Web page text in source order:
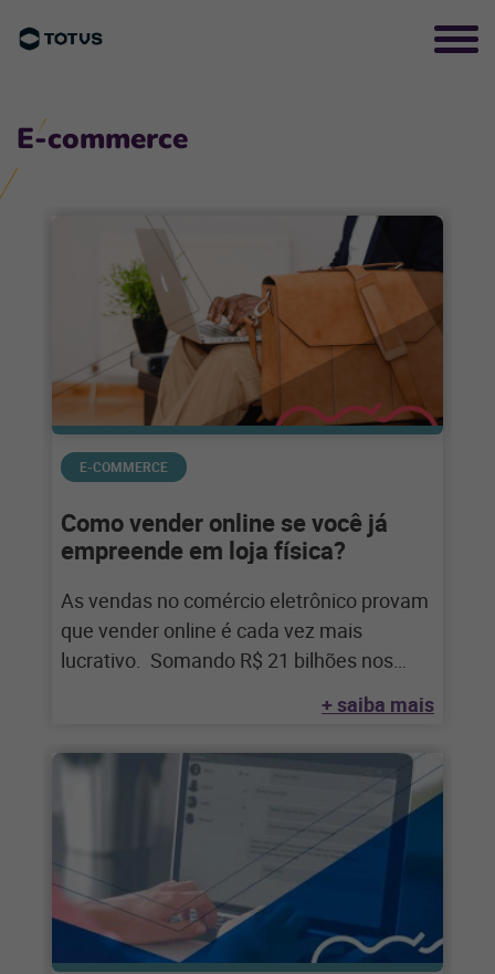
E-commerce
E-COMMERCE
Como vender online se você já
empreende em loja física?
As vendas no comércio eletrônico provam
que vender online é cada vez mais
lucrativo. Somando R$ 21 bilhões nos
+ saiba mais